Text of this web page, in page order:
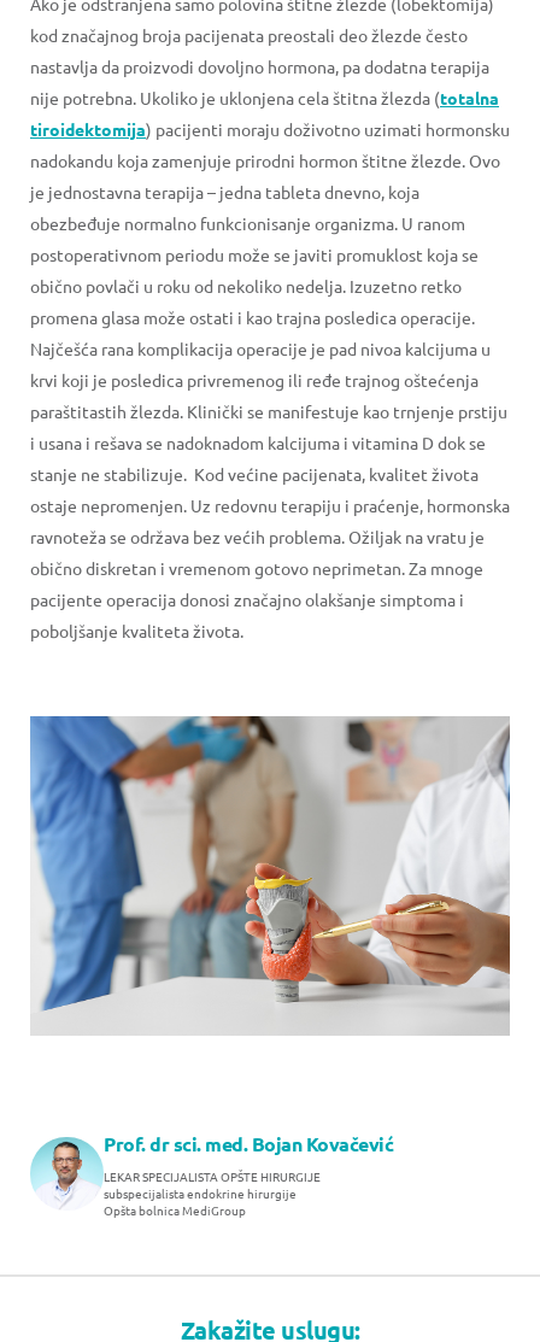
kod značajnog broja pacijenata preostali deo žlezde često
nastavlja da proizvodi dovoljno hormona, pa dodatna terapija
nije potrebna. Ukoliko je uklonjena cela štitna žlezda (totalna
tiroidektomija) pacijenti moraju doživotno uzimati hormonsku
nadokandu koja zamenjuje prirodni hormon štitne žlezde. Ovo
je jednostavna terapija – jedna tableta dnevno, koja
obezbeđuje normalno funkcionisanje organizma. U ranom
postoperativnom periodu može se javiti promuklost koja se
obično povlači u roku od nekoliko nedelja. Izuzetno retko
promena glasa može ostati i kao trajna posledica operacije.
Najčešća rana komplikacija operacije je pad nivoa kalcijuma u
krvi koji je posledica privremenog ili ređe trajnog oštećenja
paraštitastih žlezda. Klinički se manifestuje kao trnjenje prstiju
i usana i rešava se nadoknadom kalcijuma i vitamina D dok se
stanje ne stabilizuje. Kod većine pacijenata, kvalitet života
ostaje nepromenjen. Uz redovnu terapiju i praćenje, hormonska
ravnoteža se održava bez većih problema. Ožiljak na vratu je
obično diskretan i vremenom gotovo neprimetan. Za mnoge
pacijente operacija donosi značajno olakšanje simptoma i
poboljšanje kvaliteta života.
Prof. dr sci. med. Bojan Kovačević
LEKAR SPECIJALISTA OPŠTE HIRURGIJE
subspecijalista endokrine hirurgije
Opšta bolnica MediGroup
Zakažite uslugu: